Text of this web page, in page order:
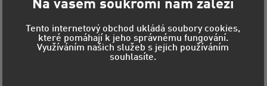
Na vašem soukromí nám záleží
Tento internetový obchod ukládá soubory cookies,
které pomáhají k jeho správnému fungování.
Využíváním našich služeb s jejich používáním
souhlasíte.